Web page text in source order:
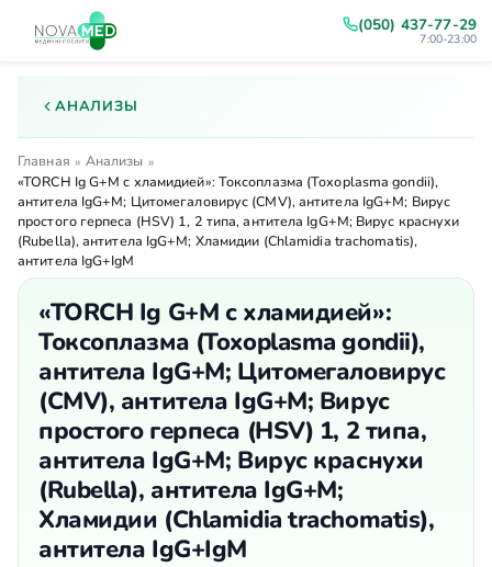
(050) 437-77-29
7:00-23:00
АНАЛИЗЫ
Главная » Анализы »
«TORCH Ig G+М с хламидией»: Токсоплазма (Toxoplasma gondii),
антитела IgG+M; Цитомегаловирус (CMV), антитела IgG+M; Вирус
простого герпеса (HSV) 1, 2 типа, антитела IgG+M; Вирус краснухи
(Rubella), антитела IgG+M; Хламидии (Chlamidia trachomatis),
антитела IgG+IgM
«TORCH Ig G+М с хламидией»:
Токсоплазма (Toxoplasma gondii),
антитела IgG+M; Цитомегаловирус
(CMV), антитела IgG+M; Вирус
простого герпеса (HSV) 1, 2 типа,
антитела IgG+M; Вирус краснухи
(Rubella), антитела IgG+M;
Хламидии (Chlamidia trachomatis),
антитела IgG+IgM